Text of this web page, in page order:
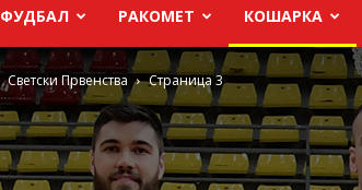
ФУДБАЛ РАКОМЕТ КОШАРКА
Светски Првенства Страница 3